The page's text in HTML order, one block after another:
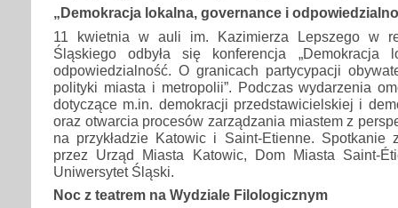
„Demokracja lokalna, governance i
11 kwietnia w auli im. Kazimierza Lepszego w
Śląskiego odbyła się konferencja „Demokracja
odpowiedzialność. O granicach partycypacji
polityki miasta i metropolii”. Podczas wydarzenia
dotyczące m.in. demokracji przedstawicielskiej i
oraz otwarcia procesów zarządzania miastem z
na przykładzie Katowic i Saint-Etienne. Spotkanie
przez Urząd Miasta Katowic, Dom Miasta Saint-
Uniwersytet Śląski.
Noc z teatrem na Wydziale Filologicznym